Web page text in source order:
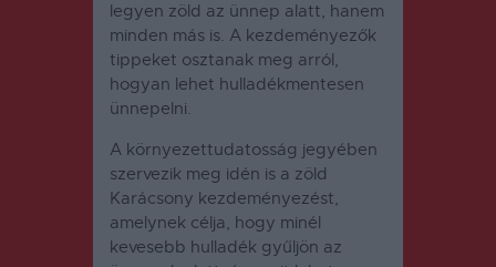
legyen zöld az ünnep alatt, hanem
minden más is. A kezdeményezők
tippeket osztanak meg arról,
hogyan lehet hulladékmentesen
ünnepelni.
A környezettudatosság jegyében
szervezik meg idén is a zöld
Karácsony kezdeményezést,
amelynek célja, hogy minél
kevesebb hulladék gyűljön az